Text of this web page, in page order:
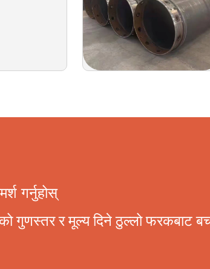
गर्नुहोस्
गुणस्तर र मूल्य दिने ठुल्लो फरकबाट